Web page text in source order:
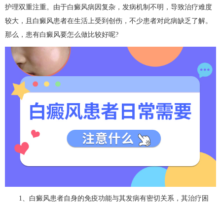
护理双重注重。由于白癜风病因复杂，发病机制不明，导致治疗难度
较大，且白癜风患者在生活上受到创伤，不少患者对此病缺乏了解。
那么，患有白癜风要怎么做比较好呢?
1、白癜风患者自身的免疫功能与其发病有密切关系，其治疗困